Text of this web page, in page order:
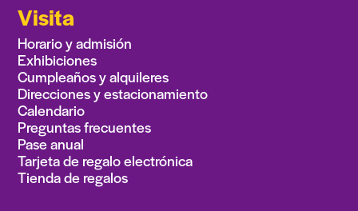
Visita
Horario y admisión
Exhibiciones
Cumpleaños y alquileres
Direcciones y estacionamiento
Calendario
Preguntas frecuentes
Pase anual
Tarjeta de regalo electrónica
Tienda de regalos